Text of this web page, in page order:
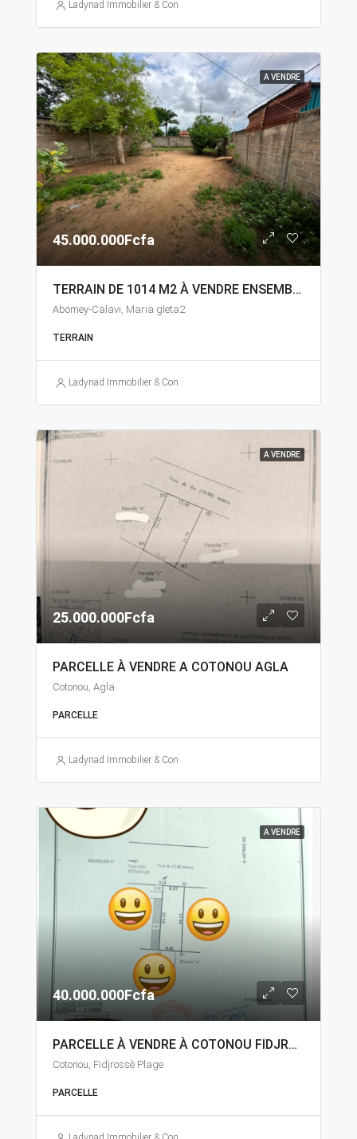
Ladynad Immobilier & Construction
A VENDRE
45.000.000Fcfa
TERRAIN DE 1014 M2 À VENDRE ENSEMBLE À ABOMEY-CALAVI MARIA GLETA
Abomey-Calavi, Maria gleta2
TERRAIN
Ladynad Immobilier & Construction
A VENDRE
25.000.000Fcfa
PARCELLE À VENDRE A COTONOU AGLA
Cotonou, Agla
PARCELLE
Ladynad Immobilier & Construction
A VENDRE
40.000.000Fcfa
PARCELLE À VENDRE À COTONOU FIDJROSSÈ
Cotonou, Fidjrossè Plage
PARCELLE